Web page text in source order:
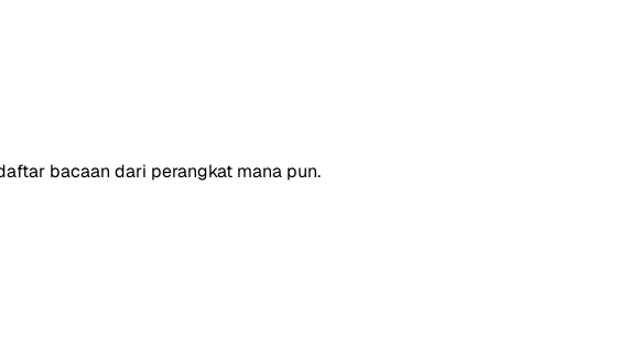
bacaan dari perangkat mana pun.